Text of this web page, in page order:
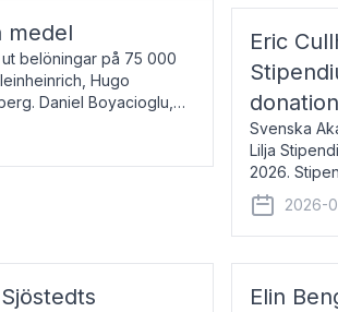
medel
belöningar på 75 000
Hugo
Daniel Boyacioglu,
Eric
Svenska
Lilja
2026.
född 1985,
2026-
Elin